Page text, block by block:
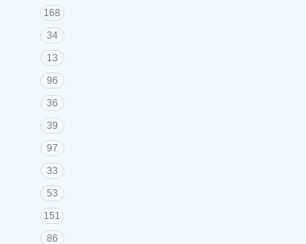
168
34
13
96
36
39
97
33
53
151
86